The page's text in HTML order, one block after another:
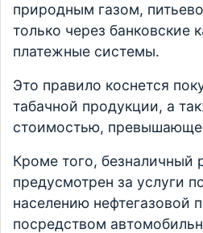
природным газом,
только через банковские
платежные системы.
Это правило коснется
табачной продукции, а
стоимостью,
Кроме того, безналичный
предусмотрен за услуги
населению нефтегазовой
посредством